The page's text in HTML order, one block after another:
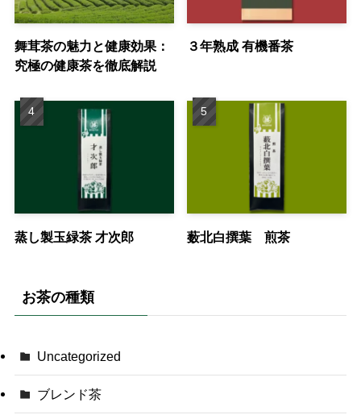
舞茸茶の魅力と健康効果：
究極の健康茶を徹底解説
３年熟成 有機番茶
蒸し製玉緑茶 才次郎 薮北白撰葉 煎茶
お茶の種類
Uncategorized
ブレンド茶